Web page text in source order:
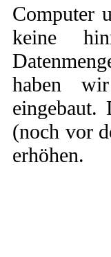
Computer
keine
haben
eingebaut.
(noch vor
erhöhen.